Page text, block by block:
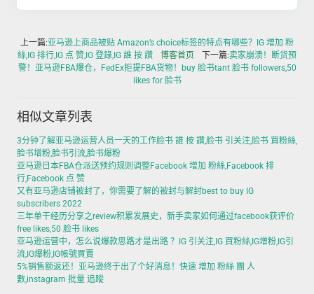
上一篇:亚马逊上商品被贴 Amazon’s choice标签的特点有哪些？IG 增加 粉
絲,IG 排行,IG 点 赞,IG 登錄,IG 誰 按 讚
博客首页 下一篇:卖家崩溃！断货预
警！亚马逊FBA爆仓，FedEx拒提FBA货物！buy 脸书tant 脸书 followers,50
likes for 脸书
相似文章列表
3分钟了解亚马逊运营人员一天的工作脸书 誰 按 讚,脸书 引关注,脸书 買粉絲,
脸书增粉,脸书引流,脸书爆粉
亚马逊日本FBA仓派送预约规则调整Facebook 增加 粉絲,Facebook 排
行,Facebook 点 赞
又有亚马逊店铺被封了，你需要了解的被封与解封best to buy IG
subscribers 2022
三年单干经历分享之review积累发展史，新手卖家如何通过facebook获评价
free likes,50 脸书 likes
亚马逊运营中，怎么说爆款思路才是出路 ？IG 引关注,IG 買粉絲,IG增粉,IG引
流,IG爆粉,IG帳號買賣
5%销售额返还！亚马逊终于出了个好消息！快速 增加 粉絲 團 人
數,instagram 批量 追蹤